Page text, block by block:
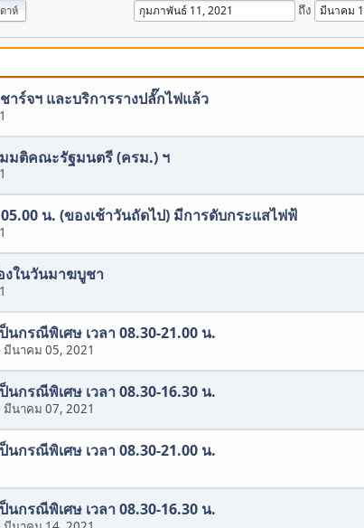
าห์ ถึง
าร์จฯ และบริการรางปลั๊กไฟแล้ว
มติคณะรัฐมนตรี (ครม.) ฯ
05.00 น. (ของเช้าวันถัดไป) มีการดับกระแสไฟฟ้
งในวันมาฆบูชา
นกรณีพิเศษ เวลา 08.30-21.00 น.
มีนาคม 05, 2021
นกรณีพิเศษ เวลา 08.30-16.30 น.
มีนาคม 07, 2021
นกรณีพิเศษ เวลา 08.30-21.00 น.
นกรณีพิเศษ เวลา 08.30-16.30 น.